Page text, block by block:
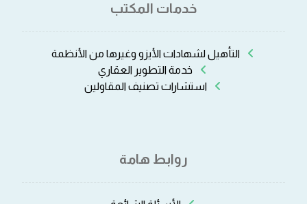
خدمات المكتب
التأهيل لشهادات الأيزو وغيرها من الأنظمة
خدمة التطوير العقاري
استشارات تصنيف المقاولين
روابط هامة